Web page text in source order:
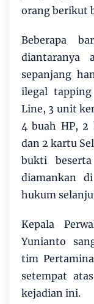
orang berikut
Beberapa
diantaranya
sepanjang
ilegal
Line, 3 unit
4 buah HP, 2
dan 2 kartu
bukti
diamankan
hukum
Kepala
Yunianto
tim
setempat
kejadian ini.